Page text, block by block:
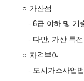
○ 가산점
- 6급 이하 및 기
- 다만, 가산 특
○ 자격부여
- 도시가스사업